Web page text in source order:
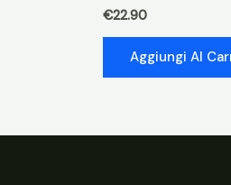
€22.90
Aggiungi Al